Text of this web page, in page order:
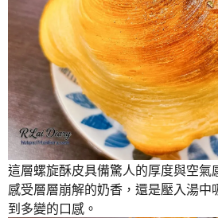
這層螺旋酥皮具備驚人的厚度與空氣
感受層層崩解的奶香，還是壓入湯中
到多變的口感。